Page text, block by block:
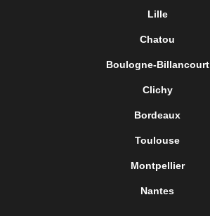
Lille
Chatou
Boulogne-Billancourt
Clichy
Bordeaux
Toulouse
Montpellier
Nantes